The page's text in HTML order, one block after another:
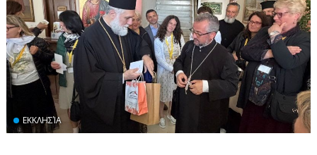
ΕΚΚΛΗΣΊΑ